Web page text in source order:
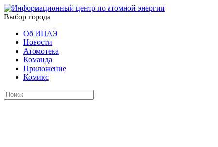
Выбор города
Об ИЦАЭ
Новости
Атомотека
Команда
Приложение
Комикс